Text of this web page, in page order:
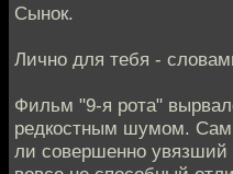
Сынок.
Лично для тебя -
Фильм "9-я рота"
редкостным шумом. Сам
ли совершенно